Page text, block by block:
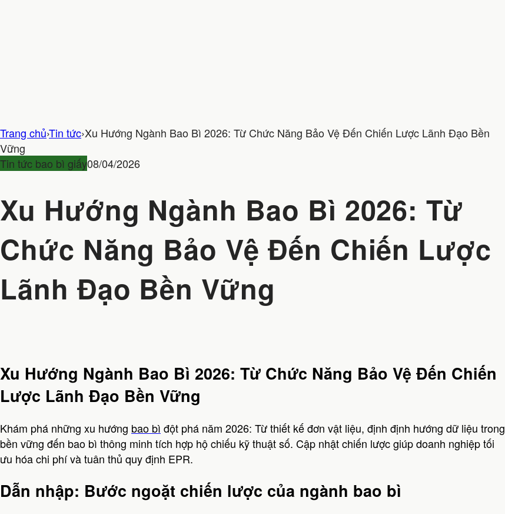
Trang chủ›Tin tức›Xu Hướng Ngành Bao Bì 2026: Từ Chức Năng Bảo Vệ Đến Chiến Lược Lãnh Đạo Bền
Vững
Tin tức bao bì giấy08/04/2026
Xu Hướng Ngành Bao Bì 2026: Từ
Chức Năng Bảo Vệ Đến Chiến Lược
Lãnh Đạo Bền Vững
Xu Hướng Ngành Bao Bì 2026: Từ Chức Năng Bảo Vệ Đến Chiến
Lược Lãnh Đạo Bền Vững
Khám phá những xu hướng bao bì đột phá năm 2026: Từ thiết kế đơn vật liệu, định định hướng dữ liệu trong
bền vững đến bao bì thông minh tích hợp hộ chiếu kỹ thuật số. Cập nhật chiến lược giúp doanh nghiệp tối
ưu hóa chi phí và tuân thủ quy định EPR.
Dẫn nhập: Bước ngoặt chiến lược của ngành bao bì